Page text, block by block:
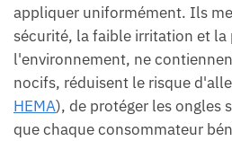
appliquer uniformément. Ils
sécurité, la faible irritation et
l'environnement, ne
nocifs, réduisent le risque
HEMA), de protéger les ongles
que chaque consommateur